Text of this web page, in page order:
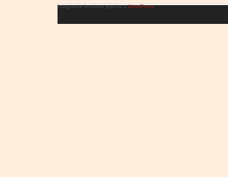
Imaginaria funciona gracias aWordPress